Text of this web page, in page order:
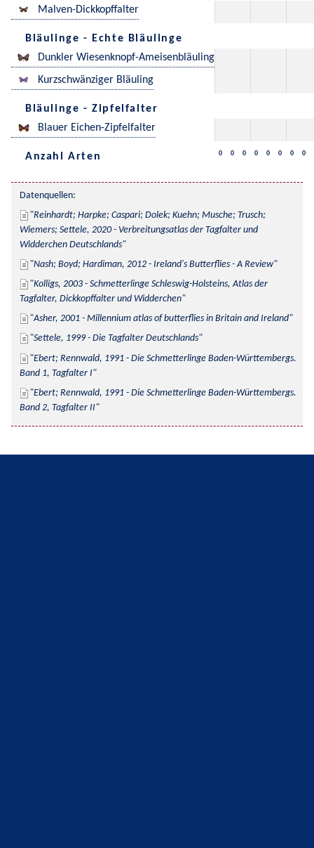
Malven-Dickkopffalter
Bläulinge - Echte Bläulinge
Dunkler Wiesenknopf-Ameisenbläuling
Kurzschwänziger Bläuling
Bläulinge - Zipfelfalter
Blauer Eichen-Zipfelfalter
Anzahl Arten 0 0 0 0 0 0 0 0
Datenquellen:
Reinhardt; Harpke; Caspari; Dolek; Kuehn; Musche; Trusch;
Wiemers; Settele, 2020 - Verbreitungsatlas der Tagfalter und
Widderchen Deutschlands
Nash; Boyd; Hardiman, 2012 - Ireland's Butterflies - A Review
Kolligs, 2003 - Schmetterlinge Schleswig-Holsteins, Atlas der
Tagfalter, Dickkopffalter und Widderchen
Asher, 2001 - Millennium atlas of butterflies in Britain and Ireland
Settele, 1999 - Die Tagfalter Deutschlands
Ebert; Rennwald, 1991 - Die Schmetterlinge Baden-Württembergs.
Band 1, Tagfalter I
Ebert; Rennwald, 1991 - Die Schmetterlinge Baden-Württembergs.
Band 2, Tagfalter II